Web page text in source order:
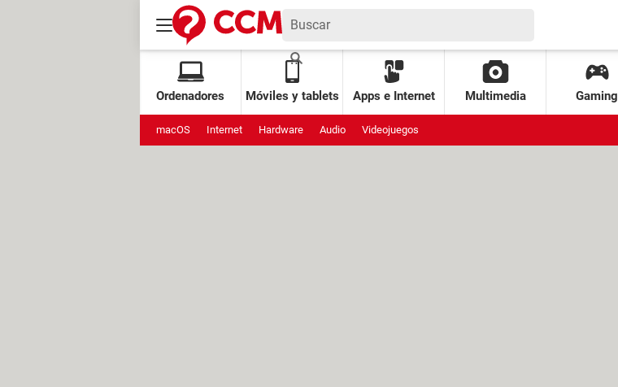
Ordenadores Móviles y tablets Apps e Internet Multimedia Gaming
macOS Internet Hardware Audio Videojuegos